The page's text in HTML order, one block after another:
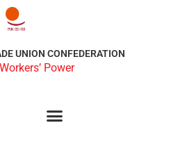
UNION CONFEDERATION
Power